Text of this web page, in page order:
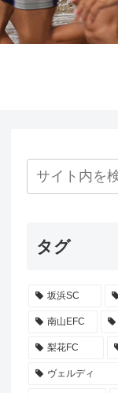
タグ
坂浜SC
南山EFC
梨花FC
ヴェルディ